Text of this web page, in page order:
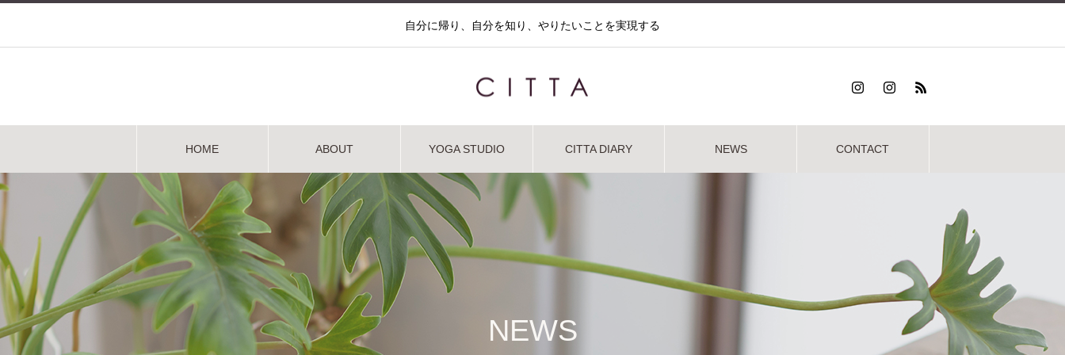
自分に帰り、自分を知り、やりたいことを実現する
HOME ABOUT YOGA STUDIO CITTA DIARY NEWS CONTACT
NEWS